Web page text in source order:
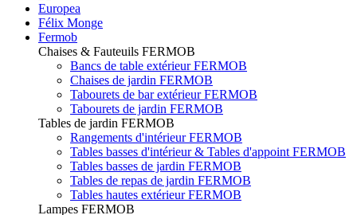
Europea
Félix Monge
Fermob
Chaises & Fauteuils FERMOB
Bancs de table extérieur FERMOB
Chaises de jardin FERMOB
Tabourets de bar extérieur FERMOB
Tabourets de jardin FERMOB
Tables de jardin FERMOB
Rangements d'intérieur FERMOB
Tables basses d'intérieur & Tables d'appoint FERMOB
Tables basses de jardin FERMOB
Tables de repas de jardin FERMOB
Tables hautes extérieur FERMOB
Lampes FERMOB